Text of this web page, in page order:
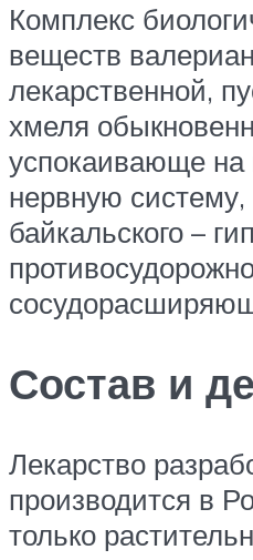
Комплекс
веществ
лекарственной,
хмеля
успокаивающе на
нервную
байкальского –
Состав и
Лекарство
производится в
только